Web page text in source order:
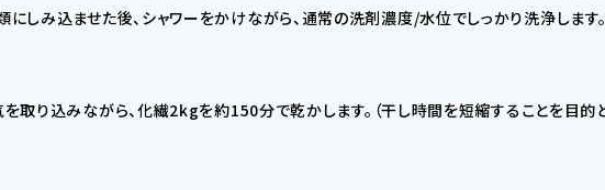
しみ込ませた後、シャワーをかけながら、通常の洗剤濃度/水位でしっかり洗浄します
取り込みながら、化繊2kgを約150分で乾かします。（干し時間を短縮することを目的